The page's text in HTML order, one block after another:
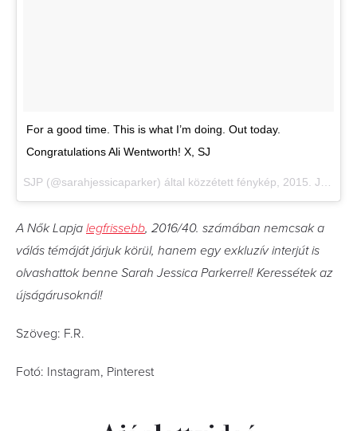
For a good time. This is what I’m doing. Out today.
Congratulations Ali Wentworth! X, SJ
SJP (@sarahjessicaparker) által közzétett fénykép, 2015. Jún 9., 04:48 PDT
A Nők Lapja legfrissebb, 2016/40. számában nemcsak a
válás témáját járjuk körül, hanem egy exkluzív interjút is
olvashattok benne Sarah Jessica Parkerrel! Keressétek az
újságárusoknál!
Szöveg: F.R.
Fotó: Instagram, Pinterest